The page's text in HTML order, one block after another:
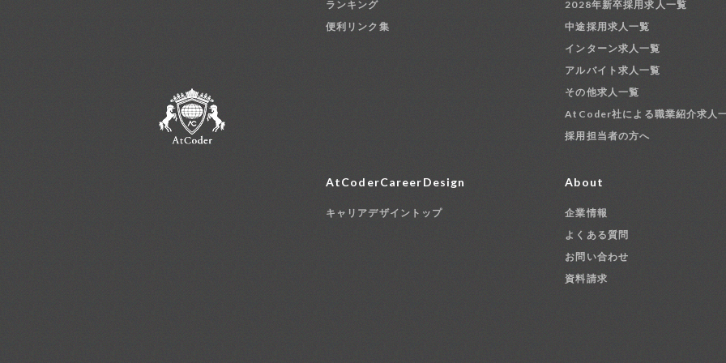
ランキング
便利リンク集
2028年新卒採用求人一覧
中途採用求人一覧
インターン求人一覧
アルバイト求人一覧
その他求人一覧
AtCoder社による職業紹介求人
採用担当者の方へ
AtCoderCareerDesign
キャリアデザイントップ
About
企業情報
よくある質問
お問い合わせ
資料請求